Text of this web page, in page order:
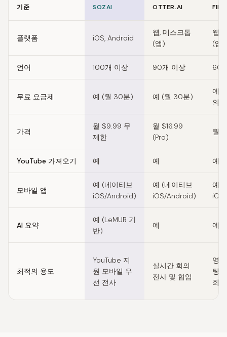
기준 SOZAI OTTER.AI
플랫폼 iOS, Android
웹, 데스크톱
(앱)
웹,
(앱)
언어 100개 이상 90개 이상 60
무료 요금제 예 (월 30분) 예 (월 30분)
예 (
의)
가격
월 $9.99 무
제한
월 $16.99
(Pro)
월
YouTube 가져오기 예 예 예
모바일 앱
예 (네이티브
iOS/Android)
예 (네이티브
iOS/Android)
예 (
AI 요약
예 (LeMUR 기
반)
예 예
최적의 용도
YouTube 지
원 모바일 우
선 전사
실시간 회의
전사 및 협업
영
팅
회